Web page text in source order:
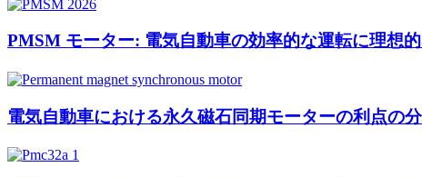
PMSM モーター: 電気自動車の効率的な運転に理想
電気自動車における永久磁石同期モーターの利点の